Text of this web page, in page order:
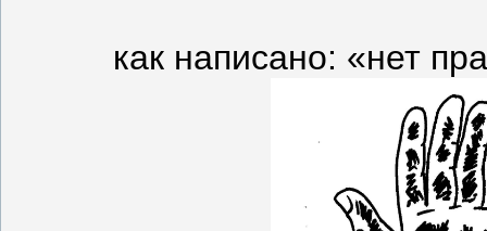
как написано: «нет